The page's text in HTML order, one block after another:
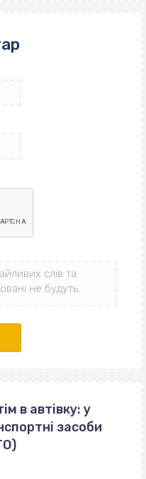
в автівку: у
засоби